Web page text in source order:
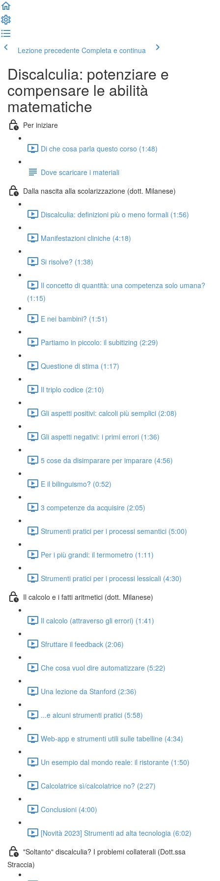
Lezione precedente Completa e continua
Discalculia: potenziare e
compensare le abilità
matematiche
Per iniziare
Di che cosa parla questo corso (1:48)
Dove scaricare i materiali
Dalla nascita alla scolarizzazione (dott. Milanese)
Discalculia: definizioni più o meno formali (1:56)
Manifestazioni cliniche (4:18)
Si risolve? (1:38)
Il concetto di quantità: una competenza solo umana?
(1:15)
E nei bambini? (1:51)
Partiamo in piccolo: il subitizing (2:29)
Questione di stima (1:17)
Il triplo codice (2:10)
Gli aspetti positivi: calcoli più semplici (2:08)
Gli aspetti negativi: i primi errori (1:36)
5 cose da disimparare per imparare (4:56)
E il bilinguismo? (0:52)
3 competenze da acquisire (2:05)
Strumenti pratici per i processi semantici (5:00)
Per i più grandi: il termometro (1:11)
Strumenti pratici per i processi lessicali (4:30)
Il calcolo e i fatti aritmetici (dott. Milanese)
Il calcolo (attraverso gli errori) (1:41)
Sfruttare il feedback (2:06)
Che cosa vuol dire automatizzare (5:22)
Una lezione da Stanford (2:36)
...e alcuni strumenti pratici (5:58)
Web-app e strumenti utili sulle tabelline (4:34)
Un esempio dal mondo reale: il ristorante (1:50)
Calcolatrice sì/calcolatrice no? (2:27)
Conclusioni (4:00)
[Novità 2023] Strumenti ad alta tecnologia (6:02)
"Soltanto" discalculia? I problemi collaterali (Dott.ssa
Straccia)